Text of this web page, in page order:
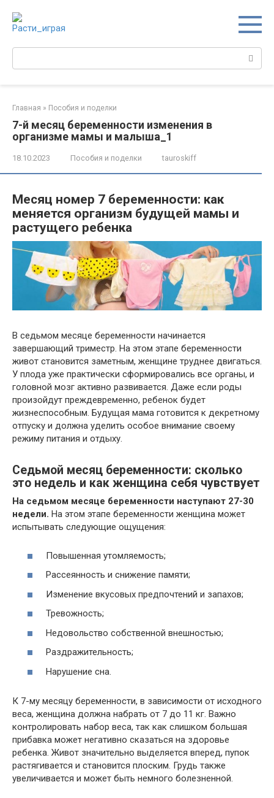
контенту
Поиск:
Главная » Пособия и поделки
7-й месяц беременности изменения в
организме мамы и малыша_1
18.10.2023 Пособия и поделки tauroskiff
Месяц номер 7 беременности: как
меняется организм будущей мамы и
растущего ребенка
В седьмом месяце беременности начинается
завершающий триместр. На этом этапе беременности
живот становится заметным, женщине труднее двигаться.
У плода уже практически сформировались все органы, и
головной мозг активно развивается. Даже если роды
произойдут преждевременно, ребенок будет
жизнеспособным. Будущая мама готовится к декретному
отпуску и должна уделить особое внимание своему
режиму питания и отдыху.
Седьмой месяц беременности: сколько
это недель и как женщина себя чувствует
На седьмом месяце беременности наступают 27-30
недели. На этом этапе беременности женщина может
испытывать следующие ощущения:
Повышенная утомляемость;
Рассеянность и снижение памяти;
Изменение вкусовых предпочтений и запахов;
Тревожность;
Недовольство собственной внешностью;
Раздражительность;
Нарушение сна.
К 7-му месяцу беременности, в зависимости от исходного
веса, женщина должна набрать от 7 до 11 кг. Важно
контролировать набор веса, так как слишком большая
прибавка может негативно сказаться на здоровье
ребенка. Живот значительно выделяется вперед, пупок
растягивается и становится плоским. Грудь также
увеличивается и может быть немного болезненной.